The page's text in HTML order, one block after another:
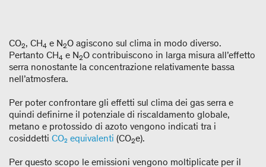
CO2, CH4 e N2O agiscono sul clima in modo diverso.
Pertanto CH4 e N2O contribuiscono in larga misura all’effetto
serra nonostante la concentrazione relativamente bassa
nell’atmosfera.
Per poter confrontare gli effetti sul clima dei gas serra e
quindi definirne il potenziale di riscaldamento globale,
metano e protossido di azoto vengono indicati tra i
cosiddetti CO₂ equivalenti (CO2e).
Per questo scopo le emissioni vengono moltiplicate per il